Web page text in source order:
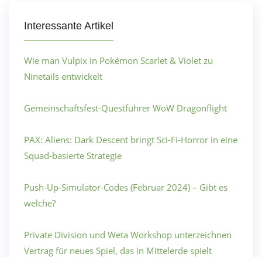
Interessante Artikel
Wie man Vulpix in Pokémon Scarlet & Violet zu
Ninetails entwickelt
Gemeinschaftsfest-Questführer WoW Dragonflight
PAX: Aliens: Dark Descent bringt Sci-Fi-Horror in eine
Squad-basierte Strategie
Push-Up-Simulator-Codes (Februar 2024) – Gibt es
welche?
Private Division und Weta Workshop unterzeichnen
Vertrag für neues Spiel, das in Mittelerde spielt